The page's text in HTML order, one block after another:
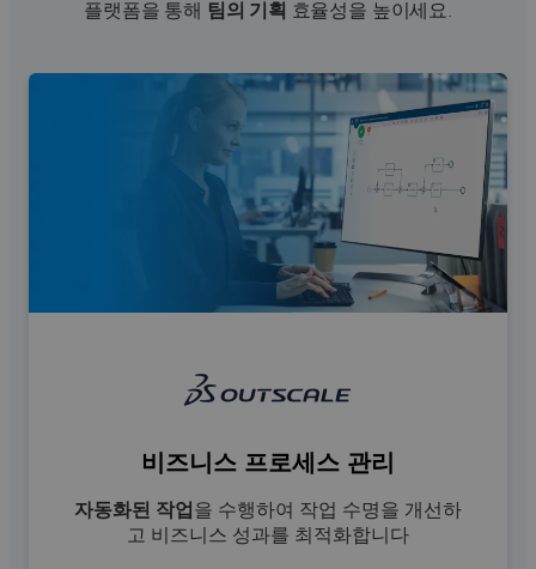
플랫폼을 통해 팀의 기획 효율성을 높이세요.
비즈니스 프로세스 관리
자동화된 작업 을 수행하여 작업 수명을 개선하
고 비즈니스 성과를 최적화합니다